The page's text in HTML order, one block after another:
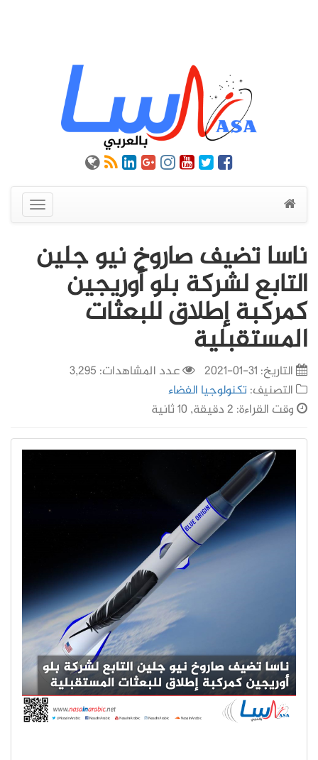
عرض
القائمة
ناسا تضيف صاروخ نيو جلين
التابع لشركة بلو أوريجين
كمركبة إطلاق للبعثات
المستقبلية
التاريخ: 31-01-2021
عدد المشاهدات: 3,295
التصنيف:تكنولوجيا الفضاء
وقت القراءة: 2 دقيقة, 10 ثانية